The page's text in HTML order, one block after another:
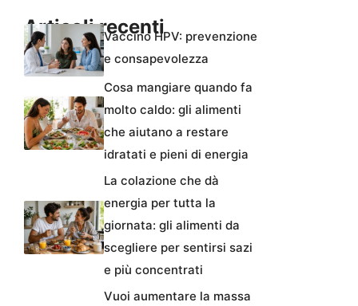
Articoli recentiVaccino HPV: prevenzione
e consapevolezza
Cosa mangiare quando fa
molto caldo: gli alimenti
che aiutano a restare
idratati e pieni di energia
La colazione che dà
energia per tutta la
giornata: gli alimenti da
scegliere per sentirsi sazi
e più concentrati
Vuoi aumentare la massa